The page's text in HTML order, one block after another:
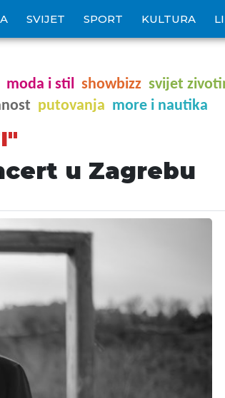
SVIJET SPORT KULTURA
moda i stil showbizz svijet
putovanja more i nautika
u Zagrebu